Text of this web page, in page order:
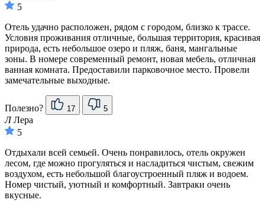
5
Отель удачно расположен, рядом с городом, близко к трассе.
Условия проживания отличные, большая территория, красивая
природа, есть небольшое озеро и пляж, баня, мангальные
зоны. В номере современный ремонт, новая мебель, отличная
ванная комната. Предоставили парковочное место. Провели
замечательные выходные.
Полезно? 17 5
ЛЛера
5
Отдыхали всей семьей. Очень понравилось, отель окружен
лесом, где можно прогуляться и насладиться чистым, свежим
воздухом, есть небольшой благоустроенный пляж и водоем.
Номер чистый, уютный и комфортный. Завтраки очень
вкусные.